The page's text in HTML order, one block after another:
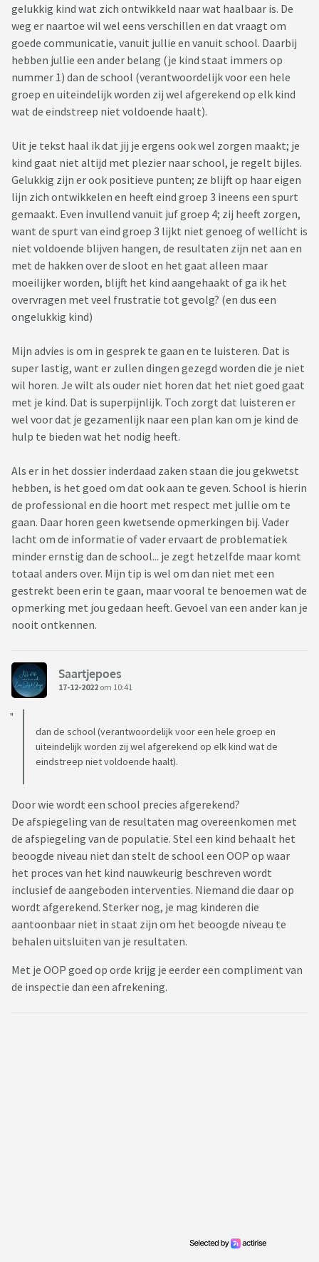
gelukkig kind wat zich ontwikkeld naar wat haalbaar is. De
weg er naartoe wil wel eens verschillen en dat vraagt om
goede communicatie, vanuit jullie en vanuit school. Daarbij
hebben jullie een ander belang (je kind staat immers op
nummer 1) dan de school (verantwoordelijk voor een hele
groep en uiteindelijk worden zij wel afgerekend op elk kind
wat de eindstreep niet voldoende haalt).
Uit je tekst haal ik dat jij je ergens ook wel zorgen maakt; je
kind gaat niet altijd met plezier naar school, je regelt bijles.
Gelukkig zijn er ook positieve punten; ze blijft op haar eigen
lijn zich ontwikkelen en heeft eind groep 3 ineens een spurt
gemaakt. Even invullend vanuit juf groep 4; zij heeft zorgen,
want de spurt van eind groep 3 lijkt niet genoeg of wellicht is
niet voldoende blijven hangen, de resultaten zijn net aan en
met de hakken over de sloot en het gaat alleen maar
moeilijker worden, blijft het kind aangehaakt of ga ik het
overvragen met veel frustratie tot gevolg? (en dus een
ongelukkig kind)
Mijn advies is om in gesprek te gaan en te luisteren. Dat is
super lastig, want er zullen dingen gezegd worden die je niet
wil horen. Je wilt als ouder niet horen dat het niet goed gaat
met je kind. Dat is superpijnlijk. Toch zorgt dat luisteren er
wel voor dat je gezamenlijk naar een plan kan om je kind de
hulp te bieden wat het nodig heeft.
Als er in het dossier inderdaad zaken staan die jou gekwetst
hebben, is het goed om dat ook aan te geven. School is hierin
de professional en die hoort met respect met jullie om te
gaan. Daar horen geen kwetsende opmerkingen bij. Vader
lacht om de informatie of vader ervaart de problematiek
minder ernstig dan de school... je zegt hetzelfde maar komt
totaal anders over. Mijn tip is wel om dan niet met een
gestrekt been erin te gaan, maar vooral te benoemen wat de
opmerking met jou gedaan heeft. Gevoel van een ander kan je
nooit ontkennen.
Saartjepoes
17-12-2022 om 10:41
dan de school (verantwoordelijk voor een hele groep en
uiteindelijk worden zij wel afgerekend op elk kind wat de
eindstreep niet voldoende haalt).
Door wie wordt een school precies afgerekend?
De afspiegeling van de resultaten mag overeenkomen met
de afspiegeling van de populatie. Stel een kind behaalt het
beoogde niveau niet dan stelt de school een OOP op waar
het proces van het kind nauwkeurig beschreven wordt
inclusief de aangeboden interventies. Niemand die daar op
wordt afgerekend. Sterker nog, je mag kinderen die
aantoonbaar niet in staat zijn om het beoogde niveau te
behalen uitsluiten van je resultaten.
Met je OOP goed op orde krijg je eerder een compliment van
de inspectie dan een afrekening.